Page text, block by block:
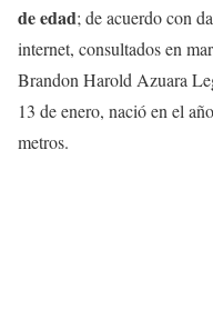
de edad; de acuerdo con
internet, consultados en
Brandon Harold Azuara
13 de enero, nació en el
metros.